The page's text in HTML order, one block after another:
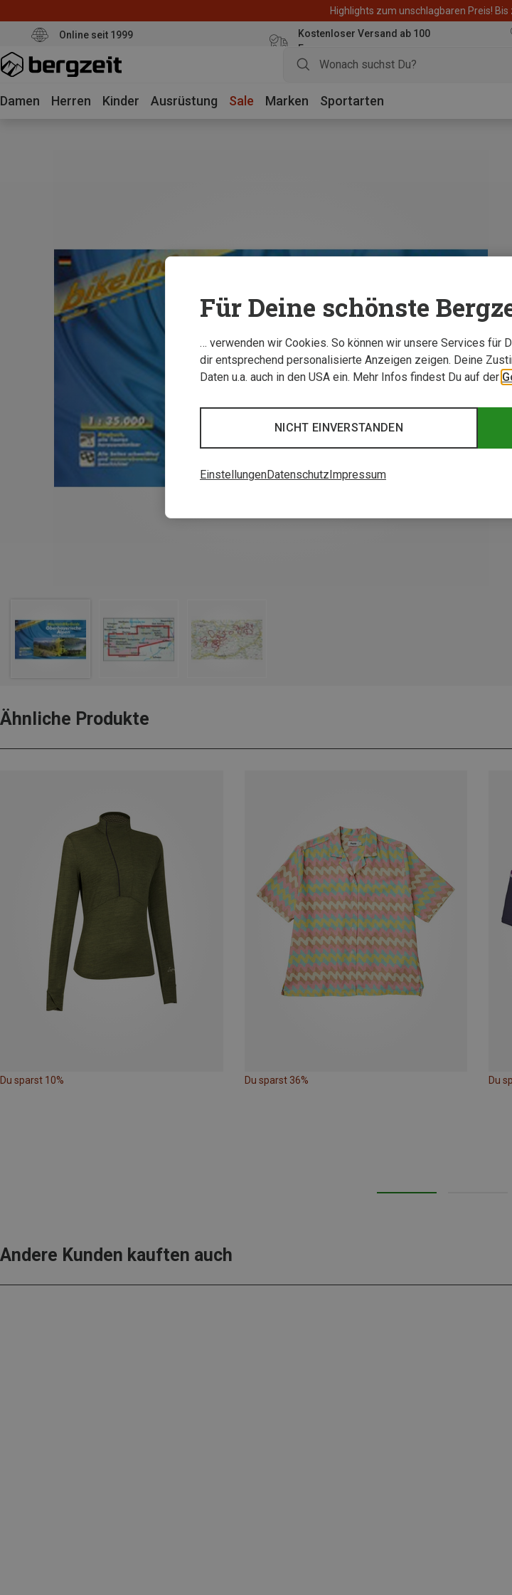
Highlights zum unschlagbaren Preis!
Online seit 1999
Kostenloser Versand ab 100
Euro
Damen Herren Kinder Ausrüstung Sale Marken Sportarten
Ähnliche Produkte
Du sparst 10% Du sparst 36% Du
Andere Kunden kauften auch
Für Deine schönste
… verwenden wir Cookies. So können wir unsere Services für
dir entsprechend personalisierte Anzeigen zeigen. Deine
Daten u.a. auch in den USA ein. Mehr Infos findest Du auf der
NICHT EINVERSTANDEN
EinstellungenDatenschutzImpressum